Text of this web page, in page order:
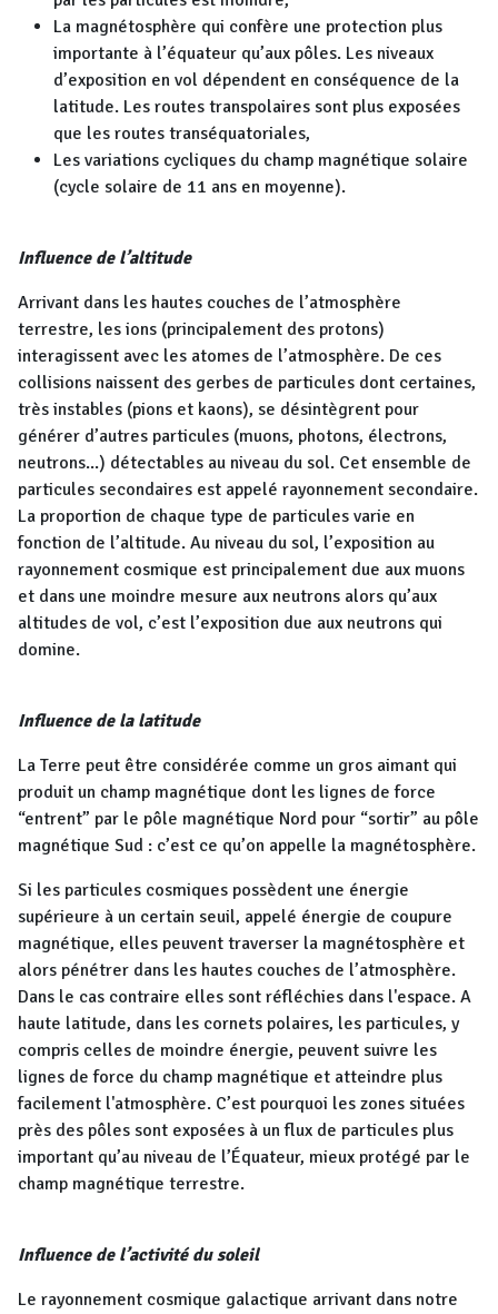
La magnétosphère qui confère une protection plus
importante à l’équateur qu’aux pôles. Les niveaux
d’exposition en vol dépendent en conséquence de la
latitude. Les routes transpolaires sont plus exposées
que les routes transéquatoriales,
Les variations cycliques du champ magnétique solaire
(cycle solaire de 11 ans en moyenne).
Influence de l’altitude
Arrivant dans les hautes couches de l’atmosphère
terrestre, les ions (principalement des protons)
interagissent avec les atomes de l’atmosphère. De ces
collisions naissent des gerbes de particules dont certaines,
très instables (pions et kaons), se désintègrent pour
générer d’autres particules (muons, photons, électrons,
neutrons...) détectables au niveau du sol. Cet ensemble de
particules secondaires est appelé rayonnement secondaire.
La proportion de chaque type de particules varie en
fonction de l’altitude. Au niveau du sol, l’exposition au
rayonnement cosmique est principalement due aux muons
et dans une moindre mesure aux neutrons alors qu’aux
altitudes de vol, c’est l’exposition due aux neutrons qui
domine.
Influence de la latitude
La Terre peut être considérée comme un gros aimant qui
produit un champ magnétique dont les lignes de force
“entrent” par le pôle magnétique Nord pour “sortir” au pôle
magnétique Sud : c’est ce qu’on appelle la magnétosphère.
Si les particules cosmiques possèdent une énergie
supérieure à un certain seuil, appelé énergie de coupure
magnétique, elles peuvent traverser la magnétosphère et
alors pénétrer dans les hautes couches de l’atmosphère.
Dans le cas contraire elles sont réfléchies dans l'espace. A
haute latitude, dans les cornets polaires, les particules, y
compris celles de moindre énergie, peuvent suivre les
lignes de force du champ magnétique et atteindre plus
facilement l'atmosphère. C’est pourquoi les zones situées
près des pôles sont exposées à un flux de particules plus
important qu’au niveau de l’Équateur, mieux protégé par le
champ magnétique terrestre.
Influence de l’activité du soleil
Le rayonnement cosmique galactique arrivant dans notre